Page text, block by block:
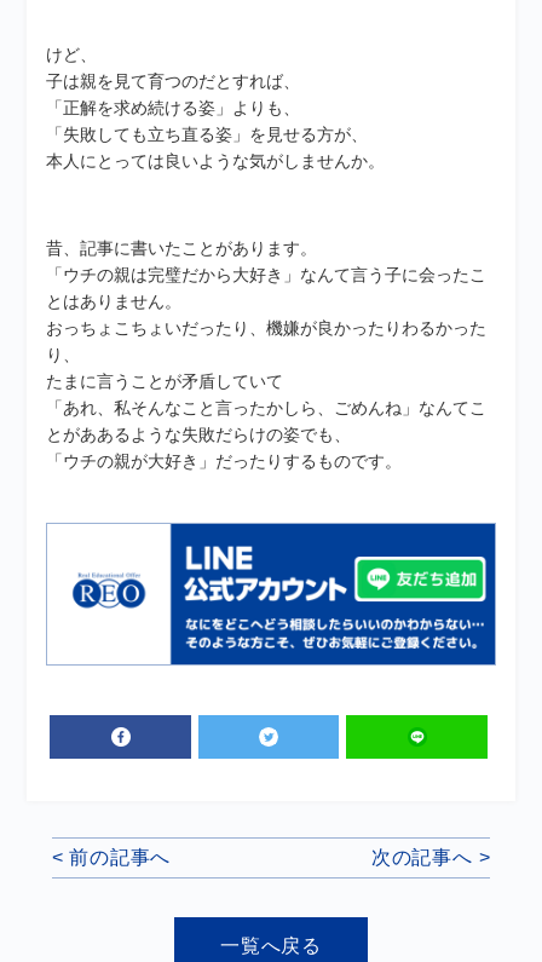
けど、
子は親を見て育つのだとすれば、
「正解を求め続ける姿」よりも、
「失敗しても立ち直る姿」を見せる方が、
本人にとっては良いような気がしませんか。
昔、記事に書いたことがあります。
「ウチの親は完璧だから大好き」なんて言う子に会ったこ
とはありません。
おっちょこちょいだったり、機嫌が良かったりわるかった
り、
たまに言うことが矛盾していて
「あれ、私そんなこと言ったかしら、ごめんね」なんてこ
とがああるような失敗だらけの姿でも、
「ウチの親が大好き」だったりするものです。
< 前の記事へ 次の記事へ >
一覧へ戻る